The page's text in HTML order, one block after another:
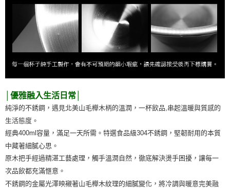
│優雅融入生活日常│
純淨的不銹鋼，遇見北美山毛櫸木柄的溫潤，一杯飲品,串起溫暖與質感的
生活態度。
經典400ml容量，滿足一天所需。特選食品級304不銹鋼，堅韌耐用的本質
中藏著細膩心思。
原木把手經過精湛工藝處理，觸手溫潤自然，徹底解決燙手困擾，讓每一
次品飲都充滿愜意。
不銹鋼的金屬光澤映襯著山毛櫸木紋理的細膩變化，將冷調與暖意完美融